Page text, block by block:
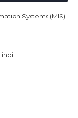
Systems (MIS)